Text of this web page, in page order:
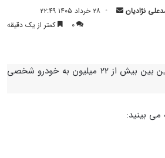
نژادیان
ارسال ۲۸ خرداد ۱۴۰۵ ۲۲:۴۹
۰
کمتر از یک دقیقه
۴۱/۲ میلیون وسیله نقلیه در خیابان‌ها و جاده‌های کشور تردد دارند. از این بین بیش از ۲۲ میلیون به خودرو شخصی
می بینید: